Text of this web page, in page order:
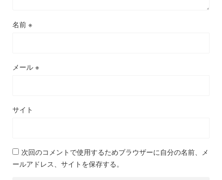
名前 ※
メール ※
サイト
次回のコメントで使用するためブラウザーに自分の名前、メ
ールアドレス、サイトを保存する。